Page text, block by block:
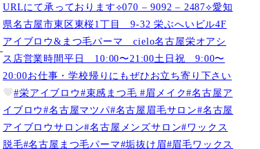
URLにて承っております⟡070 – 9092 – 2487⟡愛知
県名古屋市東区東桜1丁目 9-32 栄ぶへいビル4F
アイブロウ&まつ毛パーマ cielo名古屋栄オアシ
ス店営業時間平日 10:00〜21:00土日祝 9:00〜
20:00お仕事・学校帰りにもぜひお立ち寄り下さい
#栄アイブロウ#束感まつ毛 #眉メイク#名古屋ア
イブロウ#名古屋マツパ#名古屋眉毛サロン#名古屋
アイブロウサロン#名古屋メンズサロン#ワックス
脱毛#名古屋まつ毛パーマ#垢抜け眉#眉毛ワックス